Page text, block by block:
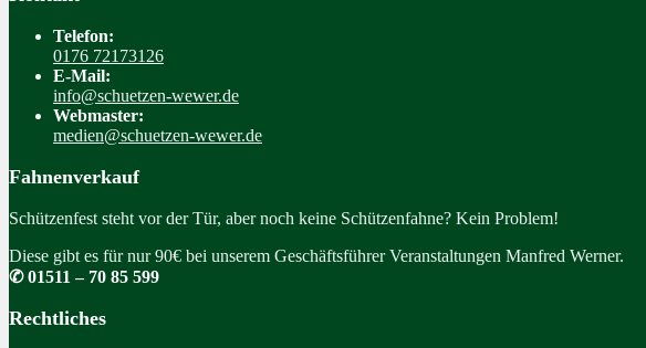
Telefon:
0176 72173126
E-Mail:
info@schuetzen-wewer.de
Webmaster:
medien@schuetzen-wewer.de
Fahnenverkauf
Schützenfest steht vor der Tür, aber noch keine Schützenfahne? Kein Problem!
Diese gibt es für nur 90€ bei unserem Geschäftsführer Veranstaltungen Manfred Werner.
✆ 01511 – 70 85 599
Rechtliches